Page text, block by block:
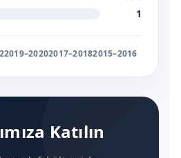
1
2019–20202017–20182015–2016
Katılın